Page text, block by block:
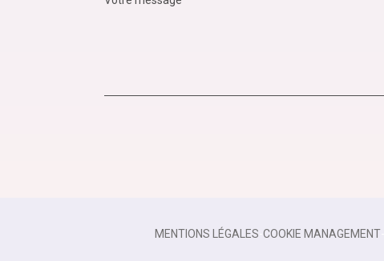
MENTIONS LÉGALES COOKIE MANAGEMENT-